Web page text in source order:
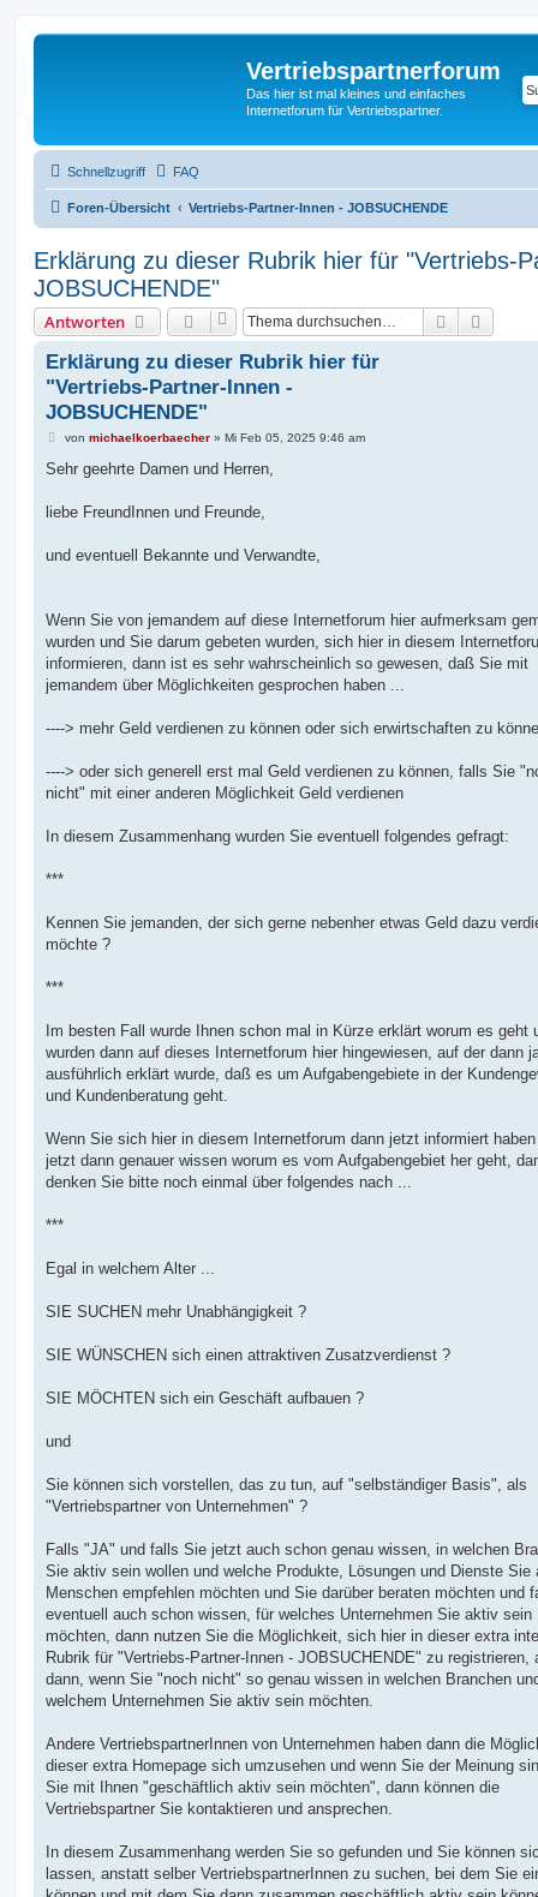
Vertriebspartnerforum
Das hier ist mal kleines und einfaches
Internetforum für Vertriebspartner.
Schnellzugriff FAQ
Foren-Übersicht Vertriebs-Partner-Innen - JOBSUCHENDE
Erklärung zu dieser Rubrik hier für "Vertriebs-
JOBSUCHENDE"
Antworten Suche
Erklärung zu dieser Rubrik hier für
"Vertriebs-Partner-Innen -
JOBSUCHENDE"
B
i
a
von michaelkoerbaecher» Mi Feb 05, 2025 9:46 am
Sehr geehrte Damen und Herren,
liebe FreundInnen und Freunde,
und eventuell Bekannte und Verwandte,
Wenn Sie von jemandem auf diese Internetforum hier aufmerksam
wurden und Sie darum gebeten wurden, sich hier in diesem
informieren, dann ist es sehr wahrscheinlich so gewesen, daß Sie mit
jemandem über Möglichkeiten gesprochen haben ...
----> mehr Geld verdienen zu können oder sich erwirtschaften zu
----> oder sich generell erst mal Geld verdienen zu können, falls Sie
nicht" mit einer anderen Möglichkeit Geld verdienen
In diesem Zusammenhang wurden Sie eventuell folgendes gefragt:
***
Kennen Sie jemanden, der sich gerne nebenher etwas Geld dazu
möchte ?
***
Im besten Fall wurde Ihnen schon mal in Kürze erklärt worum es geht
wurden dann auf dieses Internetforum hier hingewiesen, auf der dann
ausführlich erklärt wurde, daß es um Aufgabengebiete in der
und Kundenberatung geht.
Wenn Sie sich hier in diesem Internetforum dann jetzt informiert
jetzt dann genauer wissen worum es vom Aufgabengebiet her geht,
denken Sie bitte noch einmal über folgendes nach ...
***
Egal in welchem Alter ...
SIE SUCHEN mehr Unabhängigkeit ?
SIE WÜNSCHEN sich einen attraktiven Zusatzverdienst ?
SIE MÖCHTEN sich ein Geschäft aufbauen ?
und
Sie können sich vorstellen, das zu tun, auf "selbständiger Basis", als
"Vertriebspartner von Unternehmen" ?
Falls "JA" und falls Sie jetzt auch schon genau wissen, in welchen
Sie aktiv sein wollen und welche Produkte, Lösungen und Dienste Sie
Menschen empfehlen möchten und Sie darüber beraten möchten und
eventuell auch schon wissen, für welches Unternehmen Sie aktiv sein
möchten, dann nutzen Sie die Möglichkeit, sich hier in dieser extra
Rubrik für "Vertriebs-Partner-Innen - JOBSUCHENDE" zu registrieren,
dann, wenn Sie "noch nicht" so genau wissen in welchen Branchen
welchem Unternehmen Sie aktiv sein möchten.
Andere VertriebspartnerInnen von Unternehmen haben dann die
dieser extra Homepage sich umzusehen und wenn Sie der Meinung
Sie mit Ihnen "geschäftlich aktiv sein möchten", dann können die
Vertriebspartner Sie kontaktieren und ansprechen.
In diesem Zusammenhang werden Sie so gefunden und Sie können
lassen, anstatt selber VertriebspartnerInnen zu suchen, bei dem Sie